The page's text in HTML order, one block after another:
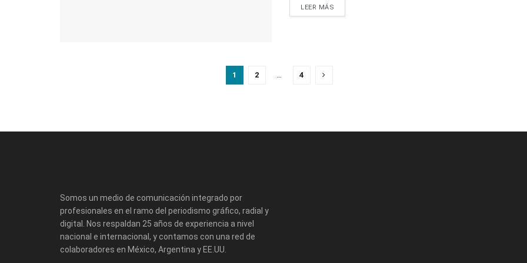
LEER MÁS
1 2 … 4
Somos un medio de comunicación integrado por
profesionales en el ramo del periodismo gráfico, radial y
digital. Nos respaldan 25 años de experiencia a nivel
nacional e internacional, y contamos con una red de
colaboradores en México, Argentina y EE.UU.